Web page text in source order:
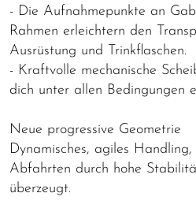
- Die Aufnahmepunkte an
Rahmen erleichtern den
Ausrüstung und Trinkflaschen.
- Kraftvolle mechanische
dich unter allen Bedingungen
Neue progressive Geometrie
Dynamisches, agiles
Abfahrten durch hohe
überzeugt.